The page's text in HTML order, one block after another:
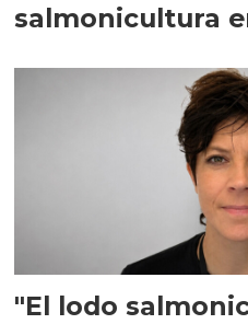
salmonicultura
"El lodo